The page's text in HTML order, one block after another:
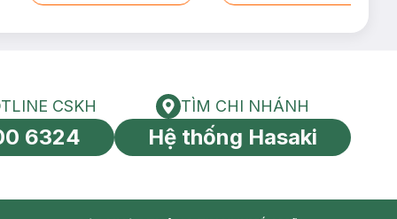
toàn cầu
HOTLINE CSKH
CSKH
6324
Tìm chi nhánh
TÌM CHI NHÁNH
Hệ thống Hasaki